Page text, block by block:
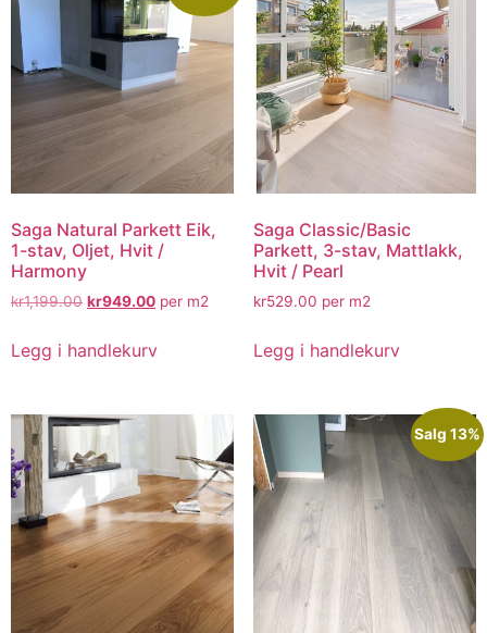
Saga Natural Parkett Eik,
1-stav, Oljet, Hvit /
Harmony
kr1,199.00 kr949.00 per m2
Legg i handlekurv
Saga Classic/Basic
Parkett, 3-stav, Mattlakk,
Hvit / Pearl
kr529.00 per m2
Legg i handlekurv
Salg 13%